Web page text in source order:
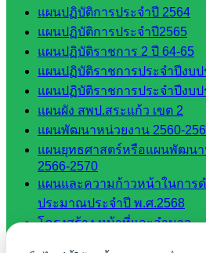
แผนปฏิบัติการประจำปี 2564
แผนปฏิบัติการประจำปี2565
แผนปฏิบัติราชการ 2 ปี 64-65
แผนปฏิบัติราชการประจำปีงบ
แผนปฏิบัติราชการประจำปีงบ
แผนผัง สพป.สระแก้ว เขต 2
แผนพัฒนาหน่วยงาน 2560-
แผนยุทธศาสตร์หรือแผนพัฒน
2566-2570
แผนและความก้าวหน้าในการ
ประมาณประจำปี พ.ศ.2568
โครงสร้าง หน้าที่และอำนาจ
::: ©2021 sakarea2.go.th. All rights
สอบถามได้นะคะ
Line